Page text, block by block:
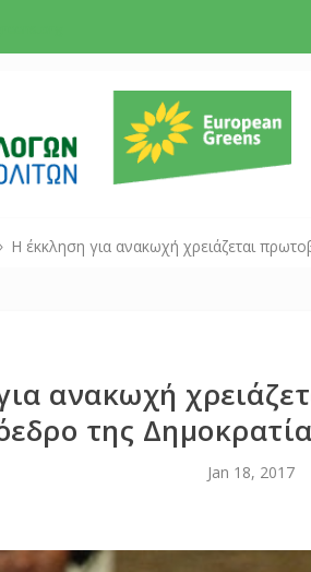
Η έκκληση για ανακωχή χρειάζεται
ανακωχή
της
Jan 18, 2017